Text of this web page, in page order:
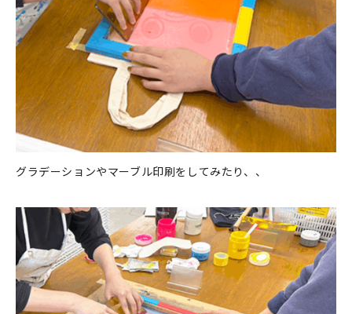
お買い物ガイド
よくある質問
お問い合わせ
グラデーションやマーブル印刷をしてみたり、、